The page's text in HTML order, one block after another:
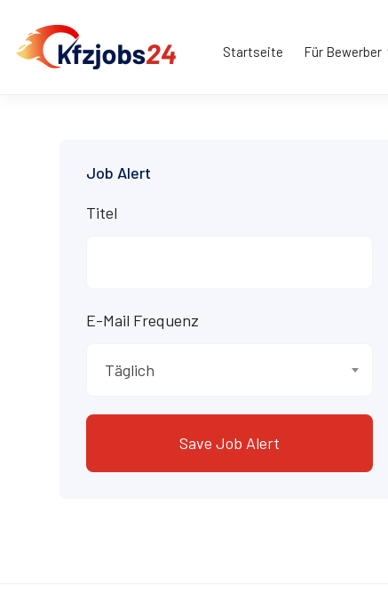
Startseite Für Bewerber
Job Alert
Titel
E-Mail Frequenz
Täglich
Save Job Alert